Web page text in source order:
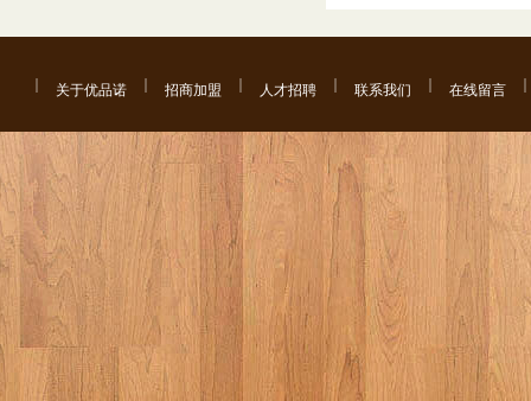
关于优品诺 招商加盟 人才招聘 联系我们 在线留言